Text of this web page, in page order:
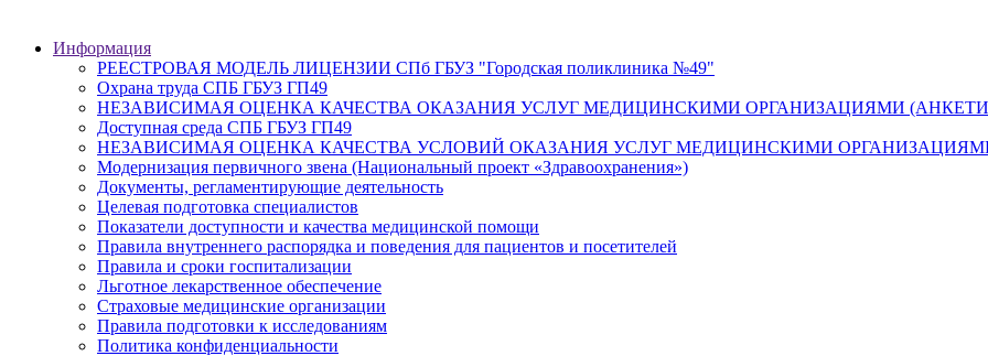
Информация
РЕЕСТРОВАЯ МОДЕЛЬ ЛИЦЕНЗИИ СПб ГБУЗ "Городская поликлиника №49"
Охрана труда СПБ ГБУЗ ГП49
НЕЗАВИСИМАЯ ОЦЕНКА КАЧЕСТВА ОКАЗАНИЯ УСЛУГ МЕДИЦИНСКИМИ ОРГАНИЗАЦИЯМИ
Доступная среда СПБ ГБУЗ ГП49
НЕЗАВИСИМАЯ ОЦЕНКА КАЧЕСТВА УСЛОВИЙ ОКАЗАНИЯ УСЛУГ МЕДИЦИНСКИМИ
Модернизация первичного звена (Национальный проект «Здравоохранения»)
Документы, регламентирующие деятельность
Целевая подготовка специалистов
Показатели доступности и качества медицинской помощи
Правила внутреннего распорядка и поведения для пациентов и посетителей
Правила и сроки госпитализации
Льготное лекарственное обеспечение
Страховые медицинские организации
Правила подготовки к исследованиям
Политика конфиденциальности